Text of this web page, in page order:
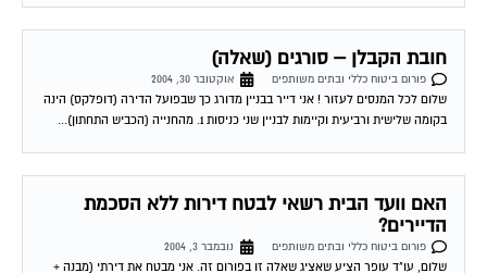
חובת הקבלן – סורגים (שאלה)
פורום ביטוח כללי ובתים משותפים
אוקטובר 30, 2004
שלום לכל המנסים לעזור ! אני דייר בבניין מדורג כך שבפועל הדירה (דופלקס) הינה
בקומה שלישית ורביעית וקיימות לבניין שני כניסות 1. מהחנייה (הכביש התחתון)...
האם וועד הבית רשאי לבטח דירות ללא הסכמת
הדיירים?
פורום ביטוח כללי ובתים משותפים
שלום, עו"ד עופר הציע שאציג שאלה זו בפורום זה. אני מבטח את דירתי (מבנה +
תכולה) בעצמי. נודע לי כי וועד הבית נוהג מזה כמה...